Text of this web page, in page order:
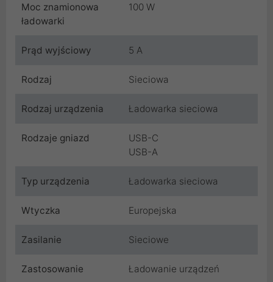
Moc znamionowa
ładowarki
100 W
Prąd wyjściowy 5 A
Rodzaj Sieciowa
Rodzaj urządzenia Ładowarka sieciowa
Rodzaje gniazd
USB-C
USB-A
Typ urządzenia Ładowarka sieciowa
Wtyczka Europejska
Zasilanie Sieciowe
Zastosowanie Ładowanie urządzeń